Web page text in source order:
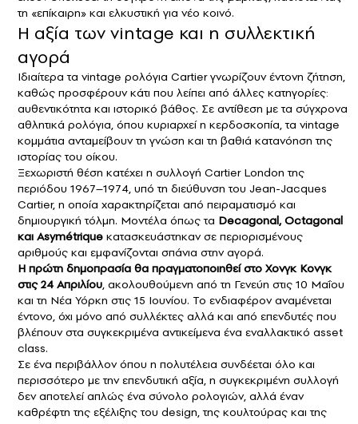
τη «επίκαιρη» και ελκυστική για νέο κοινό.
Η αξία των vintage και η συλλεκτική
αγορά
Ιδιαίτερα τα vintage ρολόγια Cartier γνωρίζουν έντονη ζήτηση,
καθώς προσφέρουν κάτι που λείπει από άλλες κατηγορίες:
αυθεντικότητα και ιστορικό βάθος. Σε αντίθεση με τα σύγχρονα
αθλητικά ρολόγια, όπου κυριαρχεί η κερδοσκοπία, τα vintage
κομμάτια ανταμείβουν τη γνώση και τη βαθιά κατανόηση της
ιστορίας του οίκου.
Ξεχωριστή θέση κατέχει η συλλογή Cartier London της
περιόδου 1967–1974, υπό τη διεύθυνση του Jean-Jacques
Cartier, η οποία χαρακτηρίζεται από πειραματισμό και
δημιουργική τόλμη. Μοντέλα όπως τα Decagonal, Octagonal
και Asymétrique κατασκευάστηκαν σε περιορισμένους
αριθμούς και εμφανίζονται σπάνια στην αγορά.
Η πρώτη δημοπρασία θα πραγματοποιηθεί στο Χονγκ Κονγκ
στις 24 Απριλίου, ακολουθούμενη από τη Γενεύη στις 10 Μαΐου
και τη Νέα Υόρκη στις 15 Ιουνίου. Το ενδιαφέρον αναμένεται
έντονο, όχι μόνο από συλλέκτες αλλά και από επενδυτές που
βλέπουν στα συγκεκριμένα αντικείμενα ένα εναλλακτικό asset
class.
Σε ένα περιβάλλον όπου η πολυτέλεια συνδέεται όλο και
περισσότερο με την επενδυτική αξία, η συγκεκριμένη συλλογή
δεν αποτελεί απλώς ένα σύνολο ρολογιών, αλλά έναν
καθρέφτη της εξέλιξης του design, της κουλτούρας και της